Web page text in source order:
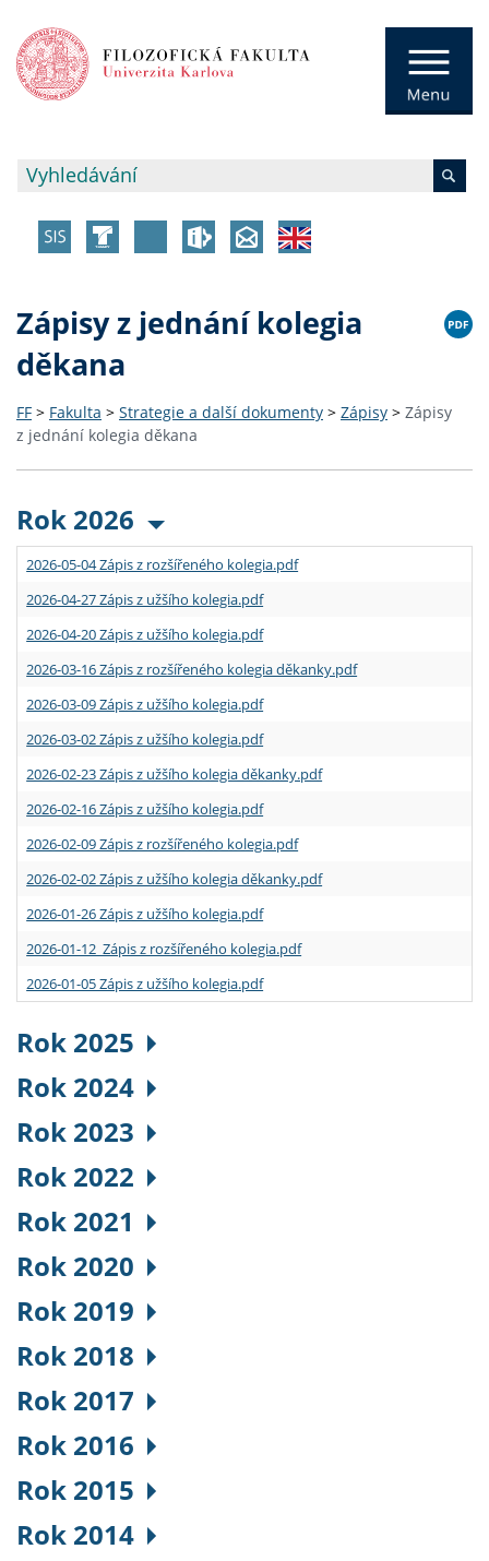
Zápisy z jednání kolegia
děkana
FF > Fakulta > Strategie a další dokumenty > Zápisy > Zápisy
z jednání kolegia děkana
Rok 2026
2026-05-04 Zápis z rozšířeného kolegia.pdf
2026-04-27 Zápis z užšího kolegia.pdf
2026-04-20 Zápis z užšího kolegia.pdf
2026-03-16 Zápis z rozšířeného kolegia děkanky.pdf
2026-03-09 Zápis z užšího kolegia.pdf
2026-03-02 Zápis z užšího kolegia.pdf
2026-02-23 Zápis z užšího kolegia děkanky.pdf
2026-02-16 Zápis z užšího kolegia.pdf
2026-02-09 Zápis z rozšířeného kolegia.pdf
2026-02-02 Zápis z užšího kolegia děkanky.pdf
2026-01-26 Zápis z užšího kolegia.pdf
2026-01-12 Zápis z rozšířeného kolegia.pdf
2026-01-05 Zápis z užšího kolegia.pdf
Rok 2025
Rok 2024
Rok 2023
Rok 2022
Rok 2021
Rok 2020
Rok 2019
Rok 2018
Rok 2017
Rok 2016
Rok 2015
Rok 2014